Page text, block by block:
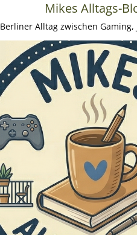
Mikes Alltags-
Berliner Alltag zwischen Gaming,